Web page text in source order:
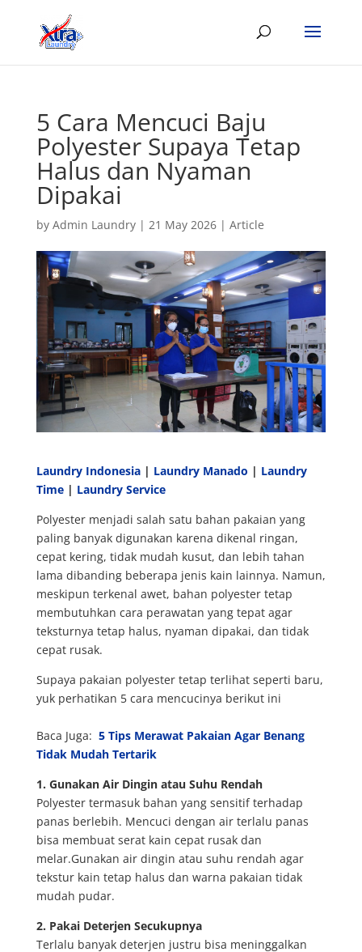
5 Cara Mencuci Baju
Polyester Supaya Tetap
Halus dan Nyaman
Dipakai
by Admin Laundry| 21 May 2026| Article
Laundry Indonesia| Laundry Manado | Laundry
Time| Laundry Service
Polyester menjadi salah satu bahan pakaian yang
paling banyak digunakan karena dikenal ringan,
cepat kering, tidak mudah kusut, dan lebih tahan
lama dibanding beberapa jenis kain lainnya. Namun,
meskipun terkenal awet, bahan polyester tetap
membutuhkan cara perawatan yang tepat agar
teksturnya tetap halus, nyaman dipakai, dan tidak
cepat rusak.
Supaya pakaian polyester tetap terlihat seperti baru,
yuk perhatikan 5 cara mencucinya berikut ini
Baca Juga: 5 Tips Merawat Pakaian Agar Benang
Tidak Mudah Tertarik
1. Gunakan Air Dingin atau Suhu Rendah
Polyester termasuk bahan yang sensitif terhadap
panas berlebih. Mencuci dengan air terlalu panas
bisa membuat serat kain cepat rusak dan
melar.Gunakan air dingin atau suhu rendah agar
tekstur kain tetap halus dan warna pakaian tidak
mudah pudar.
2. Pakai Deterjen Secukupnya
Terlalu banyak deterjen justru bisa meninggalkan